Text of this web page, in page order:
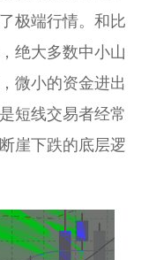
极端行情。和比
绝大多数中小山
微小的资金进出
短线交易者经常
崖下跌的底层逻